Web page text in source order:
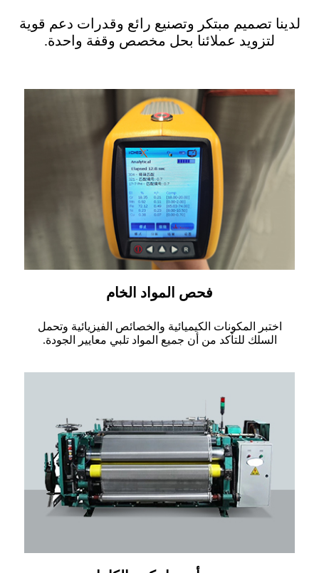
لدينا تصميم مبتكر وتصنيع رائع وقدرات دعم قوية
لتزويد عملائنا بحل مخصص وقفة واحدة.
فحص المواد الخام
اختبر المكونات الكيميائية والخصائص الفيزيائية وتحمل
السلك للتأكد من أن جميع المواد تلبي معايير الجودة.